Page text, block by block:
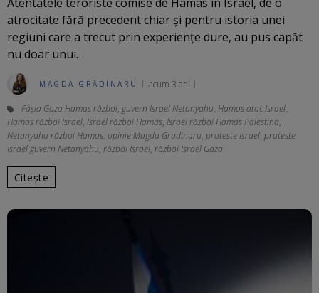
atrocitate fără precedent chiar și pentru istoria unei
regiuni care a trecut prin experiențe dure, au pus capăt
nu doar unui…
MAGDA GRĂDINARU acum 3 ani
Fâșia Gaza Hamas război, guvern Israel Netanyahu, Hamas atac Israel,
Hamas război Israel, Israel război Hamas, Israel război Hamas Palestina,
Netanyahu război Hamas, opinie Magda Gradinaru, proteste Israel, proteste
Israel guvern Netanyahu, război Israel, război Israel Gaza
Citește